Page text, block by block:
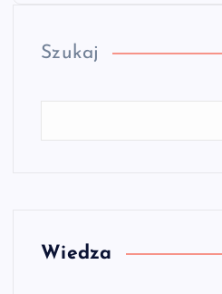
Szukaj
Wiedza